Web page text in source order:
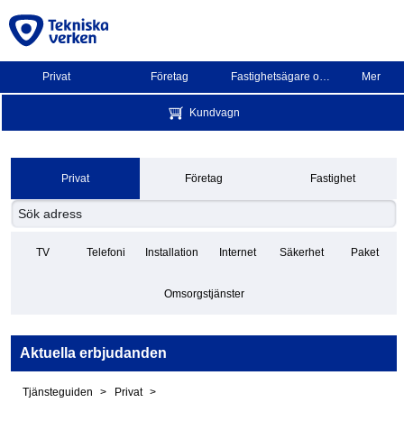
Privat Företag Fastighetsägare och BRF Mer
Kundvagn
Privat Företag Fastighet
TV Telefoni Installation Internet Säkerhet Paket
Omsorgstjänster
Aktuella erbjudanden
Tjänsteguiden Privat